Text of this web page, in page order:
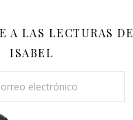
A LAS LECTURAS DE
ISABEL